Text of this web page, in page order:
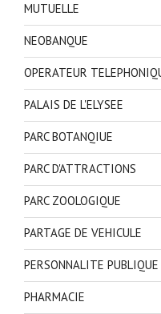
MUTUELLE
NEOBANQUE
OPERATEUR
PALAIS DE L'ELYSEE
PARC BOTANQIUE
PARC D'ATTRACTIONS
PARC ZOOLOGIQUE
PARTAGE DE VEHICULE
PERSONNALITE PUBLIQUE
PHARMACIE